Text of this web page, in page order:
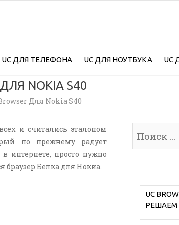
UC ДЛЯ ТЕЛЕФОНА UC ДЛЯ НОУТБУКА UC
ДЛЯ NOKIA S40
Для Nokia S40
и считались эталоном
по прежнему радует
просто нужно
браузер Белка для Нокиа.
UC
РЕШАЕМ